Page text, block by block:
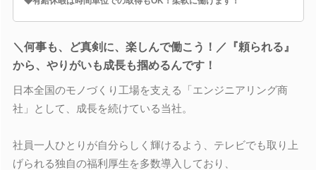
＼何事も、ど真剣に、楽しんで働こう！／『頼られる』
から、やりがいも成長も掴めるんです！
日本全国のモノづくり工場を支える「エンジニアリング商
社」として、成長を続けている当社。
社員一人ひとりが自分らしく輝けるよう、テレビでも取り上
げられる独自の福利厚生を多数導入しており、